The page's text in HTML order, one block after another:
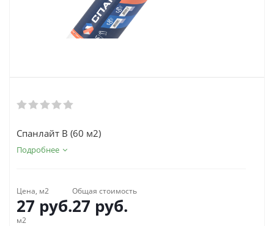
Спанлайт B (60 м2)
Подробнее
Цена, м2
27 руб.
Общая стоимость
27 руб.
м2